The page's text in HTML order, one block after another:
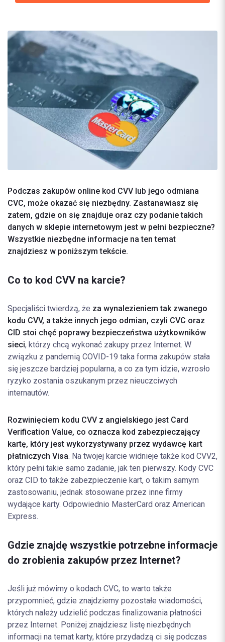
Podczas zakupów online kod CVV lub jego odmiana
CVC, może okazać się niezbędny. Zastanawiasz się
zatem, gdzie on się znajduje oraz czy podanie takich
danych w sklepie internetowym jest w pełni bezpieczne?
Wszystkie niezbędne informacje na ten temat
znajdziesz w poniższym tekście.
Co to kod CVV na karcie?
Specjaliści twierdzą, że za wynalezieniem tak zwanego
kodu CVV, a także innych jego odmian, czyli CVC oraz
CID stoi chęć poprawy bezpieczeństwa użytkowników
sieci, którzy chcą wykonać zakupy przez Internet. W
związku z pandemią COVID-19 taka forma zakupów stała
się jeszcze bardziej popularna, a co za tym idzie, wzrosło
ryzyko zostania oszukanym przez nieuczciwych
internautów.
Rozwinięciem kodu CVV z angielskiego jest Card
Verification Value, co oznacza kod zabezpieczający
kartę, który jest wykorzystywany przez wydawcę kart
płatniczych Visa. Na twojej karcie widnieje także kod CVV2,
który pełni takie samo zadanie, jak ten pierwszy. Kody CVC
oraz CID to także zabezpieczenie kart, o takim samym
zastosowaniu, jednak stosowane przez inne firmy
wydające karty. Odpowiednio MasterCard oraz American
Express.
Gdzie znajdę wszystkie potrzebne informacje
do zrobienia zakupów przez Internet?
Jeśli już mówimy o kodach CVC, to warto także
przypomnieć, gdzie znajdziemy pozostałe wiadomości,
których należy udzielić podczas finalizowania płatności
przez Internet. Poniżej znajdziesz listę niezbędnych
informacji na temat karty, które przydadzą ci się podczas